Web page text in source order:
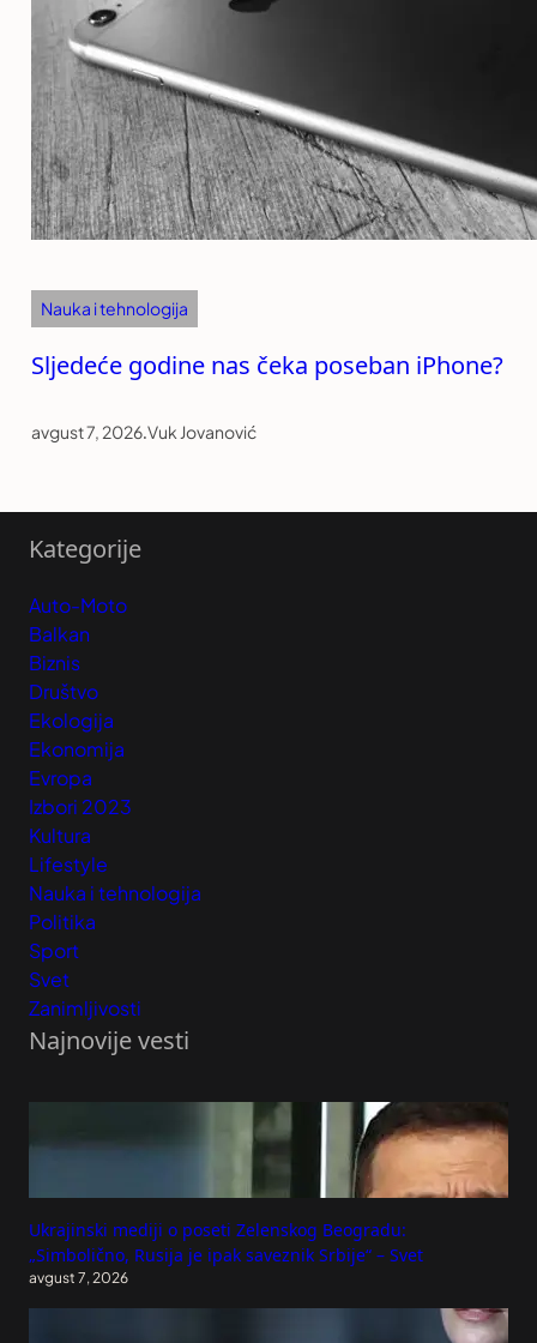
Nauka i tehnologija
Sljedeće godine nas čeka poseban iPhone?
avgust 7, 2026.Vuk Jovanović
Kategorije
Auto-Moto
Balkan
Biznis
Društvo
Ekologija
Ekonomija
Evropa
Izbori 2023
Kultura
Lifestyle
Nauka i tehnologija
Politika
Sport
Svet
Zanimljivosti
Najnovije vesti
Ukrajinski mediji o poseti Zelenskog Beogradu:
„Simbolično, Rusija je ipak saveznik Srbije“ – Svet
avgust 7, 2026